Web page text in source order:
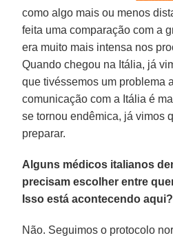
como algo mais ou menos
feita uma comparação com a
era muito mais intensa nos
Quando chegou na Itália, já
que tivéssemos um problema
comunicação com a Itália é
se tornou endêmica, já vimos
preparar.
Alguns médicos italianos
precisam escolher entre
Isso está acontecendo aqui?
Não. Seguimos o protocolo